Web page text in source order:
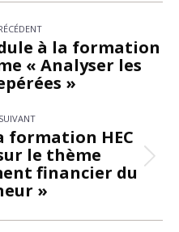
à la formation
« Analyser les
»
HEC
le thème
financier du
»